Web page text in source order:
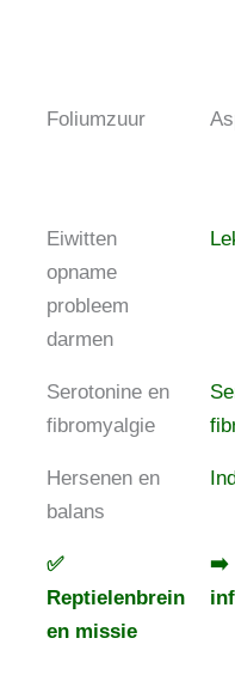
Foliumzuur
Eiwitten
opname
probleem
darmen
Serotonine en
fibromyalgie
Hersenen en
balans
✅
Reptielenbrein
en missie
➡️